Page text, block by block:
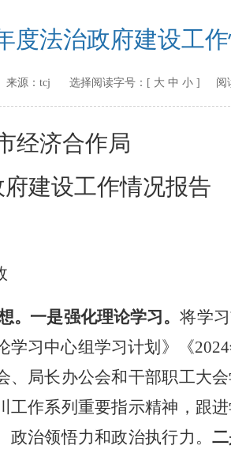
度法治政府建设工
源： tcj 选择阅读字号：[ 大 中 小 ] 阅
经济合作局
建设工作情况报告
。 一是强化理论学习。将学
学习中心组学习计划》《2024
局长办公会和干部职工大
作系列重要指示精神，跟
政治领悟力和政治执行力。